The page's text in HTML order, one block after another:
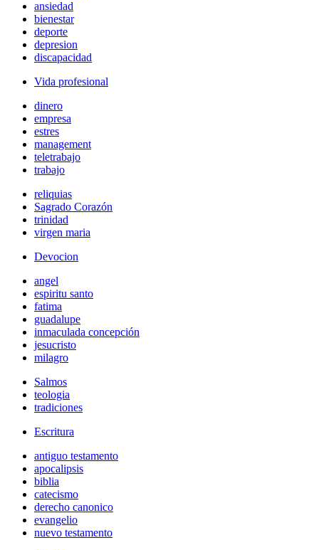
ansiedad
bienestar
deporte
depresion
discapacidad
Vida profesional
dinero
empresa
estres
management
teletrabajo
trabajo
reliquias
Sagrado Corazón
trinidad
virgen maria
Devocion
angel
espiritu santo
fatima
guadalupe
inmaculada concepción
jesucristo
milagro
Salmos
teologia
tradiciones
Escritura
antiguo testamento
apocalipsis
biblia
catecismo
derecho canonico
evangelio
nuevo testamento